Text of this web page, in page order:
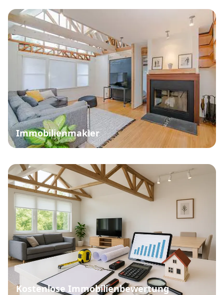
Immobilienmakler
Kostenlose Immobilienbewertung